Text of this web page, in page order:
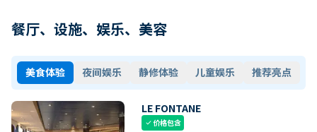
餐厅、设施、娱乐、美容
美食体验 夜间娱乐 静修体验 儿童娱乐 推荐亮点
LE FONTANE
check价格包含